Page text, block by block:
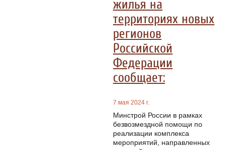
жилья на
территориях новых
регионов
Российской
Федерации
сообщает:
7 мая 2024 г.
Минстрой России в рамках
безвозмездной помощи по
реализации комплекса
мероприятий, направленных